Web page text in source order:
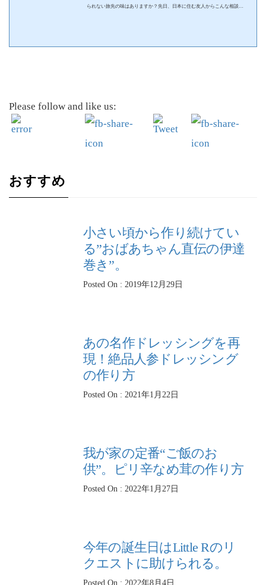
られない旅先の味はありますか？先日、日本に住む友人からこんな相談を
スープが大好きで、行けば必ずこのスープをオーダーします。そんな絶品
Please follow and like us:
おすすめ
小さい頃から作り続けてい
る”おばあちゃん直伝の伊達
巻き”。
Posted On : 2019年12月29日
あの名作ドレッシングを再
現！絶品人参ドレッシング
の作り方
Posted On : 2021年1月22日
我が家の定番“ご飯のお
供”。ピリ辛なめ茸の作り方
Posted On : 2022年1月27日
今年の誕生日はLittle Rのリ
クエストに助けられる。
Posted On : 2022年8月4日